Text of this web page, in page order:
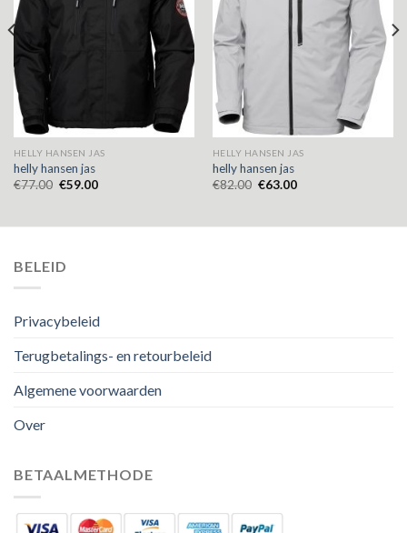
HELLY HANSEN JAS
helly hansen jas
€77.00 €59.00
HELLY HANSEN JAS
helly hansen jas
€82.00 €63.00
BELEID
Privacybeleid
Terugbetalings- en retourbeleid
Algemene voorwaarden
Over
BETAALMETHODE